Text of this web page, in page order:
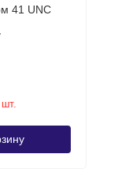
41 UNC